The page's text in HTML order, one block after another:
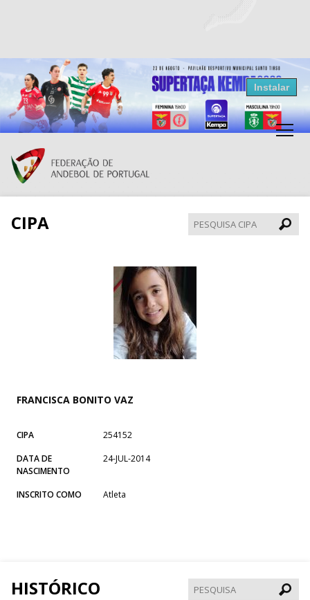
Resultados Andebol
Federação de Andebol de Portugal
Grátis - Disponivel na Play Store
Instalar
CIPA
CIPA
FRANCISCA BONITO VAZ
CIPA
254152
DATA DE
NASCIMENTO
24-JUL-2014
INSCRITO COMO Atleta
HISTÓRICO